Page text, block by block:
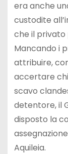
era anche
custodite
che il privato
Mancando i
attribuire,
accertare
scavo
detentore, il
disposto la
Aquileia.